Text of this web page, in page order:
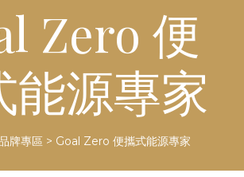
Zero 便
能源專家
牌專區 > Goal Zero 便攜式能源專家